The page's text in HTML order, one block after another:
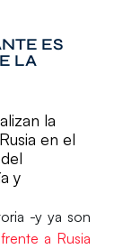
ES
LA
la
en el
y
-y ya son
frente a Rusia